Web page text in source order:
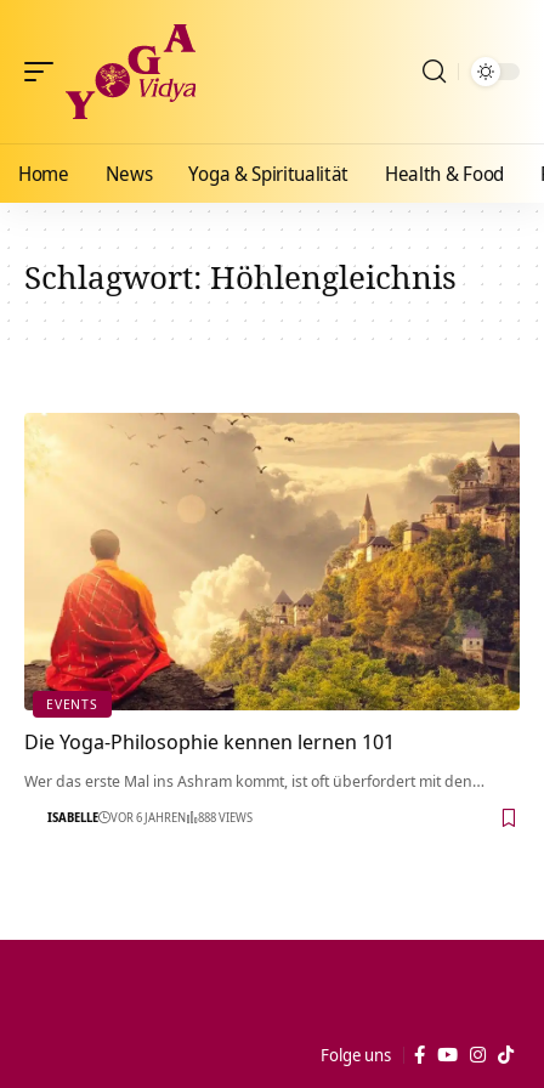
Home News Yoga & Spiritualität Health & Food
Schlagwort:Höhlengleichnis
EVENTS
Die Yoga-Philosophie kennen lernen 101
Wer das erste Mal ins Ashram kommt, ist oft überfordert mit den…
ISABELLE VOR 6 JAHREN 888 VIEWS
Folge uns